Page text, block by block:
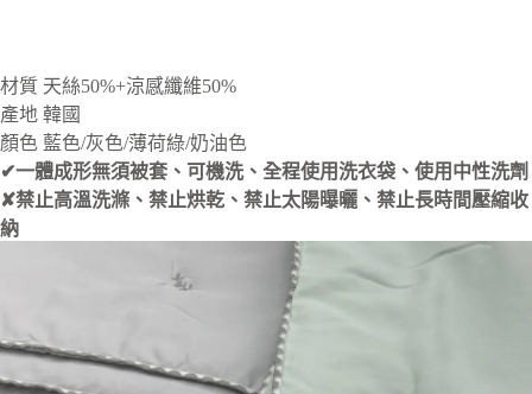
材質 天絲50%+涼感纖維50%
產地 韓國
顏色 藍色/灰色/薄荷綠/奶油色
✔一體成形無須被套、可機洗、全程使用洗衣袋、使用中性洗劑
✘禁止高溫洗滌、禁止烘乾、禁止太陽曝曬、禁止長時間壓縮收
納